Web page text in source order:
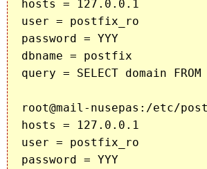
hosts = 127.0.0.1
user = postfix_ro
password = YYY
dbname = postfix
query = SELECT domain
root@mail-nusepas:/etc/
hosts = 127.0.0.1
user = postfix_ro
password = YYY